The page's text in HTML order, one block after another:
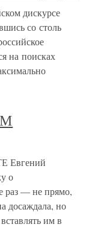
дискурсе
со столь
на поисках
о
раз — не прямо,
досаждала, но
им в